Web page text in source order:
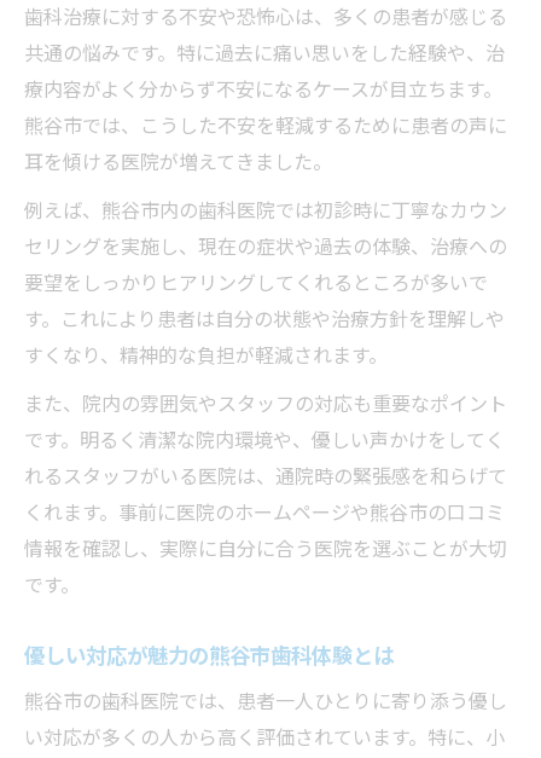
歯科治療に対する不安や恐怖心は、多くの患者が感じる
共通の悩みです。特に過去に痛い思いをした経験や、治
療内容がよく分からず不安になるケースが目立ちます。
熊谷市では、こうした不安を軽減するために患者の声に
耳を傾ける医院が増えてきました。
例えば、熊谷市内の歯科医院では初診時に丁寧なカウン
セリングを実施し、現在の症状や過去の体験、治療への
要望をしっかりヒアリングしてくれるところが多いで
す。これにより患者は自分の状態や治療方針を理解しや
すくなり、精神的な負担が軽減されます。
また、院内の雰囲気やスタッフの対応も重要なポイント
です。明るく清潔な院内環境や、優しい声かけをしてく
れるスタッフがいる医院は、通院時の緊張感を和らげて
くれます。事前に医院のホームページや熊谷市の口コミ
情報を確認し、実際に自分に合う医院を選ぶことが大切
です。
優しい対応が魅力の熊谷市歯科体験とは
熊谷市の歯科医院では、患者一人ひとりに寄り添う優し
い対応が多くの人から高く評価されています。特に、小